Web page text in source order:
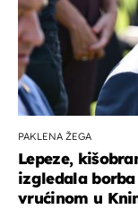
PAKLENA ŽEGA
Lepeze,
izgledala
vrućinom u